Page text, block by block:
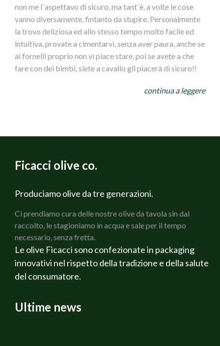
non me l`aspettavo di sicuro, ma tant`è, a volte le cose
vanno diversamente, fintanto da stupire. Personalmente
la trovo deliziosa ed allo stesso tempo molto facile ed
intuitiva, provate a cimentarvi, senza aver paura, anche se
ai fornelli proprio non vi piace stare, poi se avete a che
fare con dei bimbi, siete a cavallo gli piacerà di sicuro!!
2 coste di Sedano verde
200 g di Prosciutto cotto Martelli
150 g di olive nere di Gaeta Ficacci
Rosmarino fresco
Salvia fresca
Olio di oliva extravergine Bio
Sale q.b.
Pepe q.b.
Vino Rosato Alternativa
PREPARAZIONE
continua a leggere
Ficacci olive co.
Produciamo olive da tre generazioni.
Ci prendiamo cura delle nostre olive da tavola sin dal
raccolto, le stagioniamo in acqua e sale per il tempo
necessario, senza fretta.
Le olive Ficacci sono confezionate in packaging
innovativi nel rispetto della tradizione e della salute
del consumatore.
Ultime news